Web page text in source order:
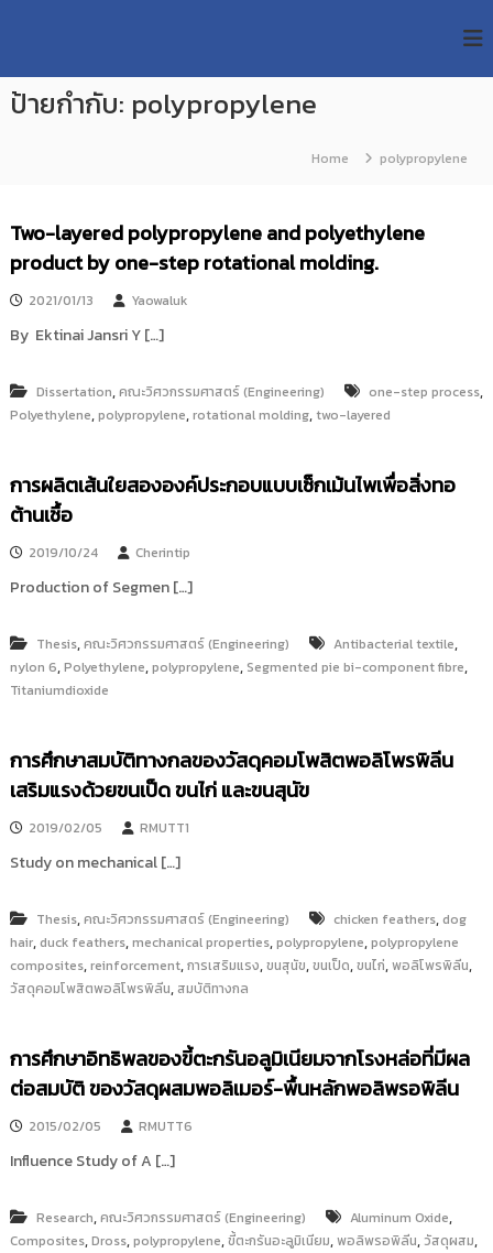
p
U
T
e
a
r
c
h
R
e
p
s
i
o
r
:
ค
ลั
ข้
อ
มู
ล
ง
น
วิ
จั
ย
วิ
ท
ท
โ
ล
ยี
า
ช
ล
ธั
ญ
บุ
ป้ายกำกับ: polypropylene
Home polypropylene
Two-layered polypropylene and polyethylene
product by one-step rotational molding.
2021/01/13 Yaowaluk
By Ektinai Jansri Y […]
Dissertation,คณะวิศวกรรมศาสตร์ (Engineering) one-step process,
Polyethylene,polypropylene,rotational molding,two-layered
การผลิตเส้นใยสององค์ประกอบแบบเซ็กเม้นไพเพื่อสิ่งทอ
ต้านเชื้อ
2019/10/24 Cherintip
Production of Segmen […]
Thesis,คณะวิศวกรรมศาสตร์ (Engineering) Antibacterial textile,
nylon 6,Polyethylene,polypropylene, Segmented pie bi-component fibre,
Titaniumdioxide
การศึกษาสมบัติทางกลของวัสดุคอมโพสิตพอลิโพรพิลีน
เสริมแรงด้วยขนเป็ด ขนไก่ และขนสุนัข
2019/02/05 RMUTT1
Study on mechanical […]
Thesis,คณะวิศวกรรมศาสตร์ (Engineering) chicken feathers,dog
hair,duck feathers,mechanical properties,polypropylene,polypropylene
composites,reinforcement,การเสริมแรง,ขนสุนัข,ขนเป็ด,ขนไก่,พอลิโพรพิลีน,
วัสดุคอมโพสิตพอลิโพรพิลีน, สมบัติทางกล
การศึกษาอิทธิพลของขี้ตะกรันอลูมิเนียมจากโรงหล่อที่มีผล
ต่อสมบัติ ของวัสดุผสมพอลิเมอร์-พื้นหลักพอลิพรอพิลีน
2015/02/05 RMUTT6
Influence Study of A […]
Research,คณะวิศวกรรมศาสตร์ (Engineering) Aluminum Oxide,
Composites,Dross,polypropylene,ขี้ตะกรันอะลูมิเนียม,พอลิพรอพิลีน, วัสดุผสม,